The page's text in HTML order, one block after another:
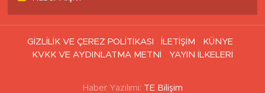
GİZLİLİK VE ÇEREZ POLİTİKASI İLETİŞİM
KÜNYE
KVKK VE AYDINLATMA METNİ
YAYIN İLKELERİ
Haber Yazılımı: TE Bilişim